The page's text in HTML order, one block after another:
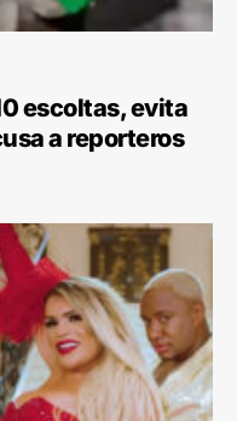
escoltas, evita
a reporteros